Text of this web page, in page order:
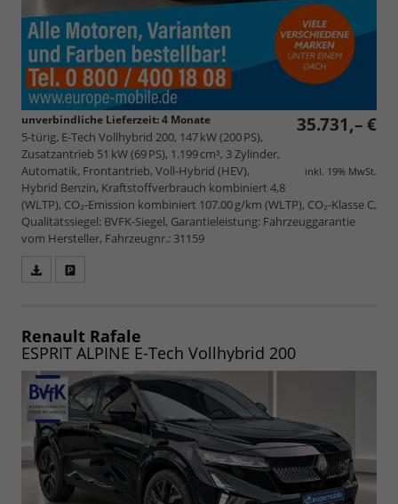
35.731,– €
inkl. 19% MwSt.
unverbindliche Lieferzeit:4 Monate
5-türig, E-Tech Vollhybrid 200, 147 kW (200 PS),
Zusatzantrieb 51 kW (69 PS), 1.199 cm³, 3 Zylinder,
Automatik, Frontantrieb, Voll-Hybrid (HEV),
Hybrid Benzin, Kraftstoffverbrauch kombiniert 4,8
(WLTP), CO₂-Emission kombiniert 107.00 g/km (WLTP), CO₂-Klasse C,
Qualitätssiegel: BVFK-Siegel, Garantieleistung: Fahrzeuggarantie
vom Hersteller, Fahrzeugnr.: 31159
speichern/drucken
Renault Rafale
ESPRIT ALPINE E-Tech Vollhybrid 200